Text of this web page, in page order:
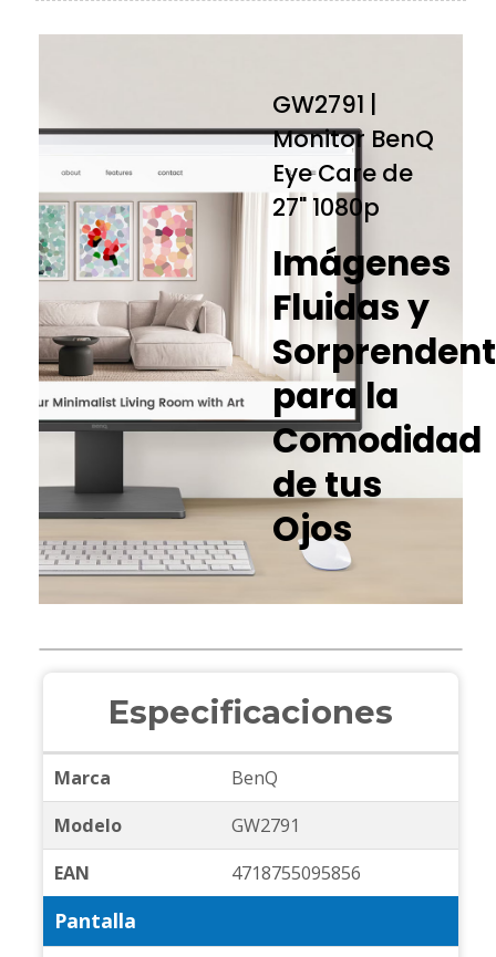
GW2791 |
Monitor BenQ
Eye Care de
27" 1080p
Imágenes
Fluidas y
para la
Comodidad
de tus
Ojos
Especificaciones
Marca
BenQ
Modelo
GW2791
EAN
4718755095856
Pantalla